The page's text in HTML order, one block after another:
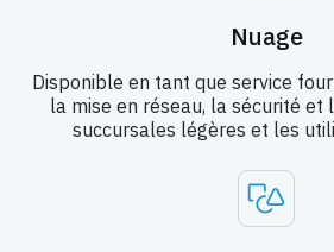
Nuage
Disponible en tant que service
la mise en réseau, la sécurité et
succursales légères et les